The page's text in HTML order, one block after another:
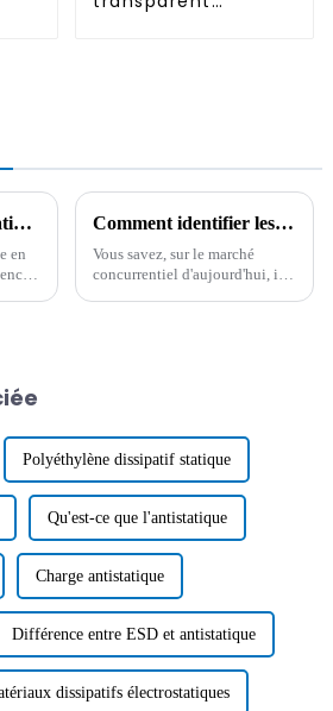
Explorer des alternatives innovantes aux meilleurs additifs antistatiques pour des performances améliorées
en
Comment identifier les fournisseurs de qualité pour les meilleurs produits antistatiques haute température sur un marché concurrentiel
Vous savez, sur le marché
concurrentiel d'aujourd'hui, il
Polyéthylène dissipatif statique
Qu'est-ce que l'antistatique
Charge antistatique
Différence entre ESD et antistatique
dissipatifs électrostatiques